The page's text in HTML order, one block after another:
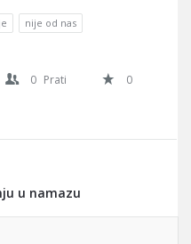
nije od nas
0 Prati
0
u namazu